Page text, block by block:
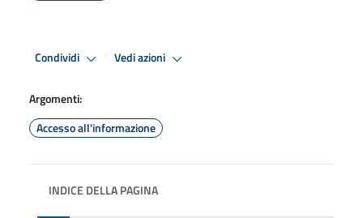
Condividi Vedi azioni
Argomenti:
Accesso all'informazione
INDICE DELLA PAGINA